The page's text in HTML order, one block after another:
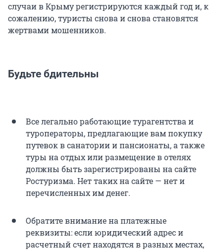
случаи в Крыму регистрируются каждый год и, к
сожалению, туристы снова и снова становятся
жертвами мошенников.
Будьте бдительны
Все легально работающие турагентства и
туроператоры, предлагающие вам покупку
путевок в санатории и пансионаты, а также
туры на отдых или размещение в отелях
должны быть зарегистрированы на сайте
Ростуризма. Нет таких на сайте — нет и
перечисленных им денег.
Обратите внимание на платежные
реквизиты: если юридический адрес и
расчетный счет находятся в разных местах,